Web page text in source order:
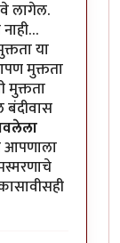
लागेल.
या
मुक्तता
मुक्तता
बंदीवास
आपणाला